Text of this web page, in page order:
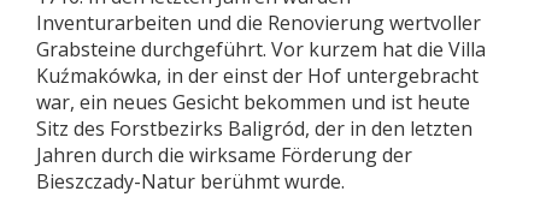
Inventurarbeiten und die Renovierung wertvoller
Grabsteine ​​durchgeführt. Vor kurzem hat die Villa
Kuźmakówka, in der einst der Hof untergebracht
war, ein neues Gesicht bekommen und ist heute
Sitz des Forstbezirks Baligród, der in den letzten
Jahren durch die wirksame Förderung der
Bieszczady-Natur berühmt wurde.